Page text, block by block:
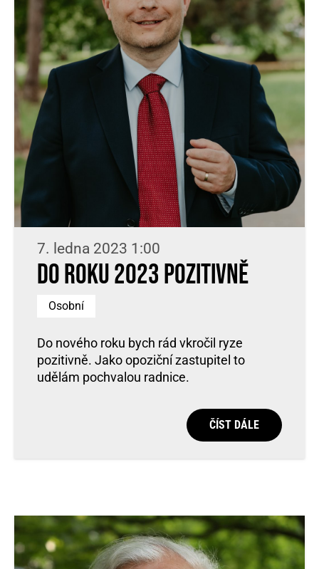
7. ledna 2023 1:00
Do roku 2023 pozitivně
Osobní
Do nového roku bych rád vkročil ryze
pozitivně. Jako opoziční zastupitel to
udělám pochvalou radnice.
ČÍST DÁLE